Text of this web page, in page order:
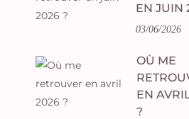
EN JUIN
03/06/2026
OÙ ME
EN
?